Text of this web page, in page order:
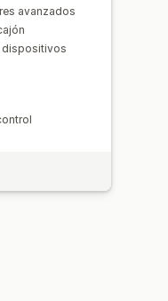
avanzados
dispositivos